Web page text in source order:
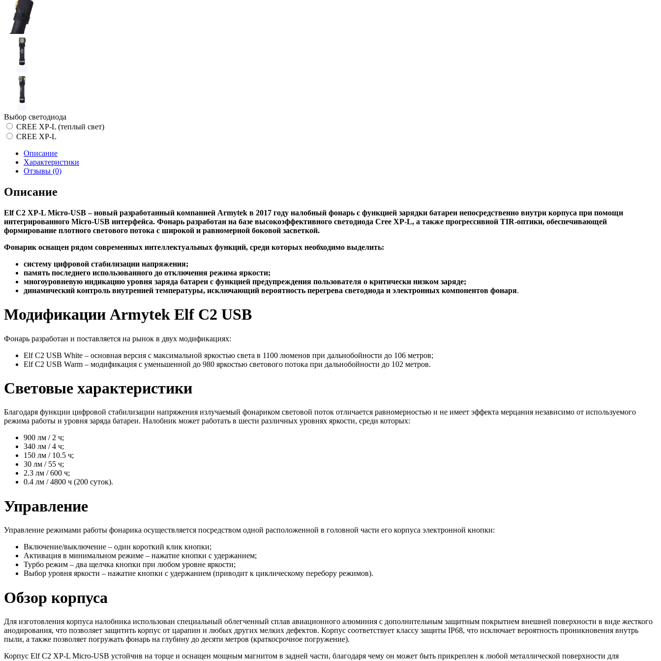
Выбор светодиода
CREE XP-L (теплый свет)
CREE XP-L
Описание
Характеристики
Отзывы (0)
Описание
Elf C2 XP-L Micro-USB – новый разработанный компанией Armytek в 2017 году налобный фонарь с функцией зарядки батареи непосредственно внутри корпуса при помощи
интегрированного Micro-USB интерфейса. Фонарь разработан на базе высокоэффективного светодиода Cree XP-L, а также прогрессивной TIR-оптики, обеспечивающей
формирование плотного светового потока с широкой и равномерной боковой засветкой.
Фонарик оснащен рядом современных интеллектуальных функций, среди которых необходимо выделить:
систему цифровой стабилизации напряжения;
память последнего использованного до отключения режима яркости;
многоуровневую индикацию уровня заряда батареи с функцией предупреждения пользователя о критически низком заряде;
динамический контроль внутренней температуры, исключающий вероятность перегрева светодиода и электронных компонентов фонаря.
Модификации Armytek Elf C2 USB
Фонарь разработан и поставляется на рынок в двух модификациях:
Elf C2 USB White – основная версия с максимальной яркостью света в 1100 люменов при дальнобойности до 106 метров;
Elf C2 USB Warm – модификация с уменьшенной до 980 яркостью светового потока при дальнобойности до 102 метров.
Световые характеристики
Благодаря функции цифровой стабилизации напряжения излучаемый фонариком световой поток отличается равномерностью и не имеет эффекта мерцания независимо от используемого
режима работы и уровня заряда батареи. Налобник может работать в шести различных уровнях яркости, среди которых:
900 лм / 2 ч;
340 лм / 4 ч;
150 лм / 10.5 ч;
30 лм / 55 ч;
2.3 лм / 600 ч;
0.4 лм / 4800 ч (200 суток).
Управление
Управление режимами работы фонарика осуществляется посредством одной расположенной в головной части его корпуса электронной кнопки:
Включение/выключение – один короткий клик кнопки;
Активация в минимальном режиме – нажатие кнопки с удержанием;
Турбо режим – два щелчка кнопки при любом уровне яркости;
Выбор уровня яркости – нажатие кнопки с удержанием (приводит к циклическому перебору режимов).
Обзор корпуса
Для изготовления корпуса налобника использован специальный облегченный сплав авиационного алюминия с дополнительным защитным покрытием внешней поверхности в виде жесткого
анодирования, что позволяет защитить корпус от царапин и любых других мелких дефектов. Корпус соответствует классу защиты IP68, что исключает вероятность проникновения внутрь
пыли, а также позволяет погружать фонарь на глубину до десяти метров (краткосрочное погружение).
Корпус Elf C2 XP-L Micro-USB устойчив на торце и оснащен мощным магнитом в задней части, благодаря чему он может быть прикреплен к любой металлической поверхности для